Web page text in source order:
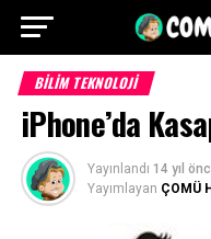
BILIM TEKNOLOJI
iPhone’da
Yayınlandı 14 yıl
Yayımlayan ÇOMÜ